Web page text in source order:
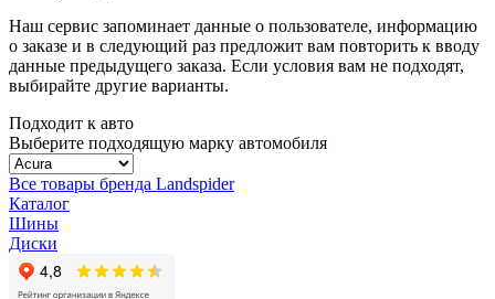
Наш сервис запоминает данные о пользователе, информацию
о заказе и в следующий раз предложит вам повторить к вводу
данные предыдущего заказа. Если условия вам не подходят,
выбирайте другие варианты.
Подходит к авто
Выберите подходящую марку автомобиля
Все товары бренда Landspider
Каталог
Шины
Диски